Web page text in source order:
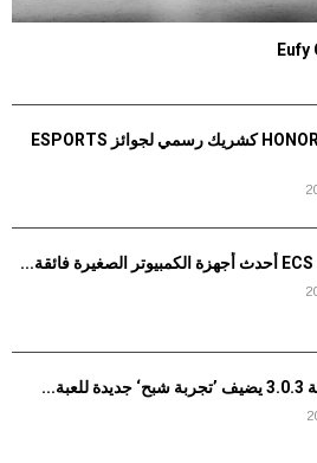
الإعلان عن HONOR كشريك رسمي لجوائز ESPORTS